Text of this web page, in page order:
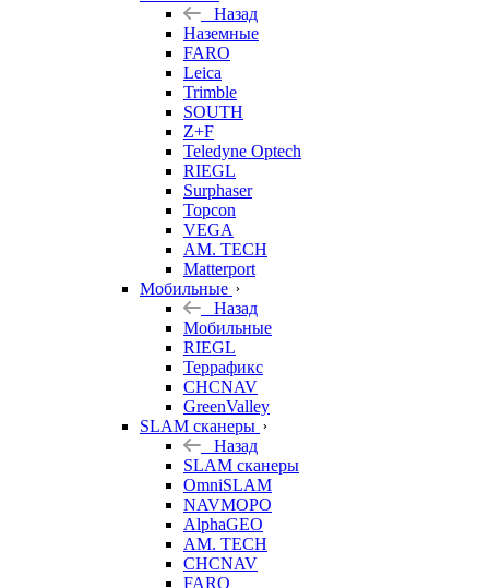
Назад
Наземные
FARO
Leica
Trimble
SOUTH
Z+F
Teledyne Optech
RIEGL
Surphaser
Topcon
VEGA
AM. TECH
Matterport
Мобильные
Назад
Мобильные
RIEGL
Террафикс
CHCNAV
GreenValley
SLAM сканеры
Назад
SLAM сканеры
OmniSLAM
NAVMOPO
AlphaGEO
AM. TECH
CHCNAV
FARO